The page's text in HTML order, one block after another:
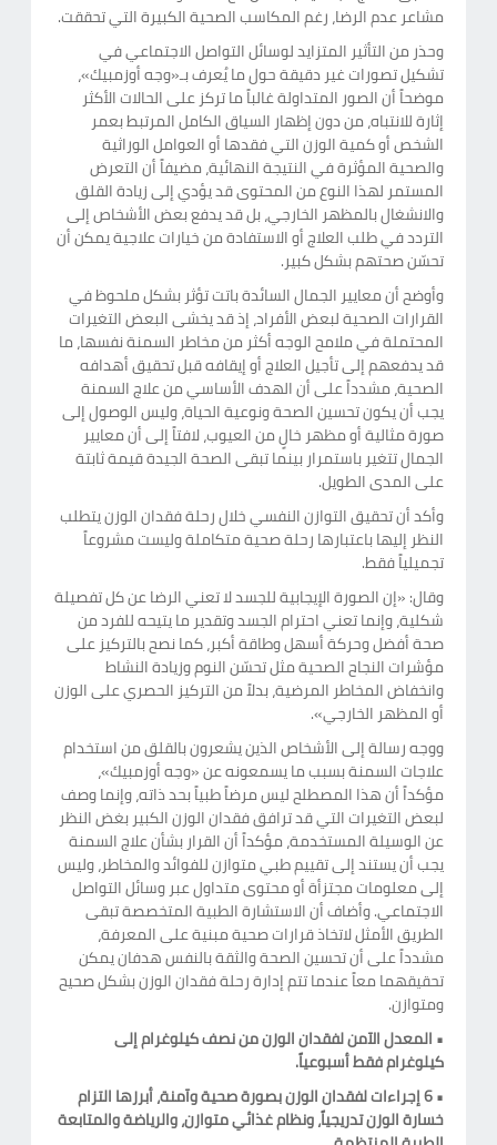
مشاعر عدم الرضا، رغم المكاسب الصحية الكبيرة التي تحققت.
وحذر من التأثير المتزايد لوسائل التواصل الاجتماعي في
تشكيل تصورات غير دقيقة حول ما يُعرف بـ«وجه أوزمبيك»،
موضحاً أن الصور المتداولة غالباً ما تركز على الحالات الأكثر
إثارة للانتباه، من دون إظهار السياق الكامل المرتبط بعمر
الشخص أو كمية الوزن التي فقدها أو العوامل الوراثية
والصحية المؤثرة في النتيجة النهائية، مضيفاً أن التعرض
المستمر لهذا النوع من المحتوى قد يؤدي إلى زيادة القلق
والانشغال بالمظهر الخارجي، بل قد يدفع بعض الأشخاص إلى
التردد في طلب العلاج أو الاستفادة من خيارات علاجية يمكن أن
تحسّن صحتهم بشكل كبير.
وأوضح أن معايير الجمال السائدة باتت تؤثر بشكل ملحوظ في
القرارات الصحية لبعض الأفراد، إذ قد يخشى البعض التغيرات
المحتملة في ملامح الوجه أكثر من مخاطر السمنة نفسها، ما
قد يدفعهم إلى تأجيل العلاج أو إيقافه قبل تحقيق أهدافه
الصحية، مشدداً على أن الهدف الأساسي من علاج السمنة
يجب أن يكون تحسين الصحة ونوعية الحياة، وليس الوصول إلى
صورة مثالية أو مظهر خالٍ من العيوب، لافتاً إلى أن معايير
الجمال تتغير باستمرار بينما تبقى الصحة الجيدة قيمة ثابتة
على المدى الطويل.
وأكد أن تحقيق التوازن النفسي خلال رحلة فقدان الوزن يتطلب
النظر إليها باعتبارها رحلة صحية متكاملة وليست مشروعاً
تجميلياً فقط.
وقال: «إن الصورة الإيجابية للجسد لا تعني الرضا عن كل تفصيلة
شكلية، وإنما تعني احترام الجسد وتقدير ما يتيحه للفرد من
صحة أفضل وحركة أسهل وطاقة أكبر، كما نصح بالتركيز على
مؤشرات النجاح الصحية مثل تحسّن النوم وزيادة النشاط
وانخفاض المخاطر المرضية، بدلاً من التركيز الحصري على الوزن
أو المظهر الخارجي».
ووجه رسالة إلى الأشخاص الذين يشعرون بالقلق من استخدام
علاجات السمنة بسبب ما يسمعونه عن «وجه أوزمبيك»،
مؤكداً أن هذا المصطلح ليس مرضاً طبياً بحد ذاته، وإنما وصف
لبعض التغيرات التي قد ترافق فقدان الوزن الكبير بغض النظر
عن الوسيلة المستخدمة، مؤكداً أن القرار بشأن علاج السمنة
يجب أن يستند إلى تقييم طبي متوازن للفوائد والمخاطر، وليس
إلى معلومات مجتزأة أو محتوى متداول عبر وسائل التواصل
الاجتماعي. وأضاف أن الاستشارة الطبية المتخصصة تبقى
الطريق الأمثل لاتخاذ قرارات صحية مبنية على المعرفة،
مشدداً على أن تحسين الصحة والثقة بالنفس هدفان يمكن
تحقيقهما معاً عندما تتم إدارة رحلة فقدان الوزن بشكل صحيح
ومتوازن.
• المعدل الآمن لفقدان الوزن من نصف كيلوغرام إلى
كيلوغرام فقط أسبوعياً.
• 6 إجراءات لفقدان الوزن بصورة صحية وآمنة، أبرزها التزام
خسارة الوزن تدريجياً، ونظام غذائي متوازن، والرياضة والمتابعة